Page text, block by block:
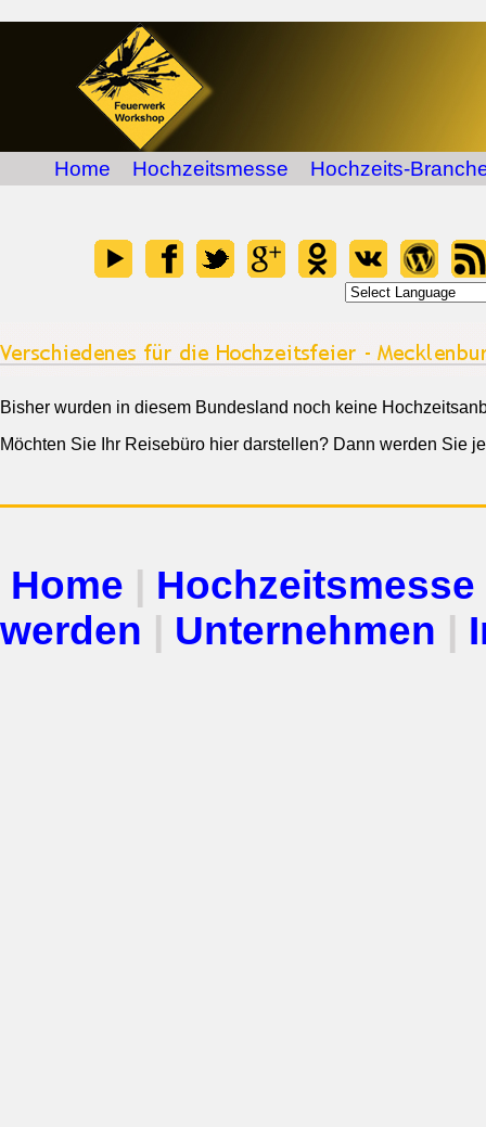
Home Hochzeitsmesse Hochzeits-
Bisher wurden in diesem Bundesland noch keine
Möchten Sie Ihr Reisebüro hier darstellen? Dann werden Sie
Home Hochzeitsmesse
werden
Unternehmen